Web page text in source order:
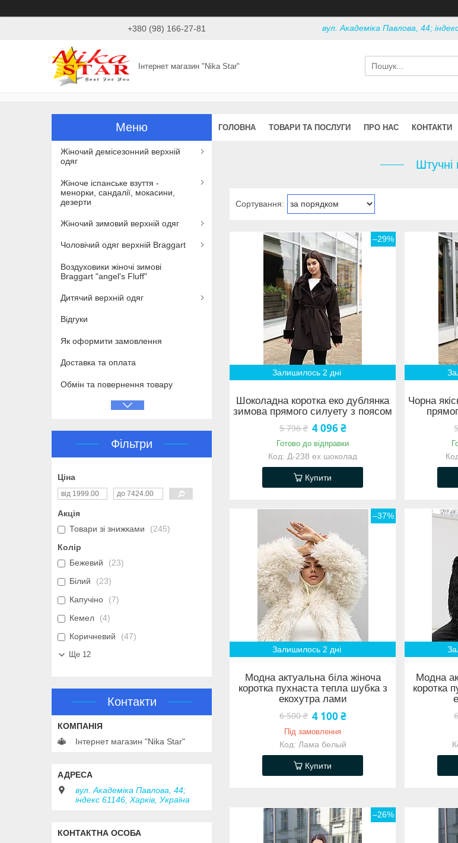
+380 (98) 166-27-81 вул. Академіка Павлова, 44;
Інтернет магазин "Nika Star"
ГОЛОВНА ТОВАРИ ТА ПОСЛУГИ ПРО НАС КОНТАКТИ
Штучні
–29%
Залишилось 2 дні
Шоколадна коротка еко дублянка
зимова прямого силуету з поясом
5 796 ₴ 4 096 ₴
Готово до відправки
Д-238 ех шоколад
Купити
Чорна
–37%
Залишилось 2 дні
Модна актуальна біла жіноча
коротка пухнаста тепла шубка з
екохутра лами
6 500 ₴ 4 100 ₴
Під замовлення
Лама белый
Купити
Модна
коротка
–26%
Жіночий демісезонний верхній
одяг
Жіноче іспанське взуття -
менорки, сандалії, мокасини,
дезерти
Жіночий зимовий верхній одяг
Чоловічий одяг верхній Braggart
Воздуховики жіночі зимові
Braggart "angel's Fluff"
Дитячий верхній одяг
Відгуки
Як оформити замовлення
Доставка та оплата
Обмін та повернення товару
Фільтри
Ціна
Акція
Товари зі знижками
245
Колір
Бежевий
23
Білий
23
Капучіно
7
Кемел
4
Коричневий
47
Ще 12
Контакти
Інтернет магазин "Nika Star"
вул. Академіка Павлова, 44;
індекс 61146, Харків, Україна